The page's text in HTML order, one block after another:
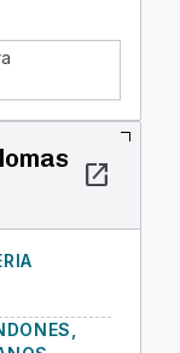
open_in_new